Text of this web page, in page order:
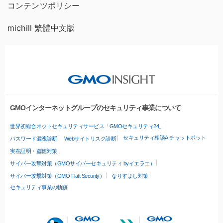
コンテンツポリシー
michill 繁體中文版
GMOインターネットグループのセキュリティ事業について
世界初総合ネットセキュリティサービス「GMOセキュリティ24」
パスワード漏洩診断 Webサイトリスク診断 セキュリティ相談AIチャットボット
実在証明・盗聴対策
サイバー攻撃対策（GMOサイバーセキュリティ byイエラエ）
サイバー攻撃対策（GMO Flatt Security）
なりすまし対策
セキュリティ事業の軌跡